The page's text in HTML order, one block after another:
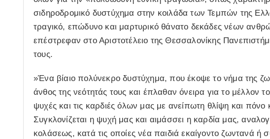
σιδηροδρομικό δυστύχημα στην κοιλάδα των Τεμπών της
τραγικό, επώδυνο και μαρτυρικό θάνατο δεκάδες νέων
επέστρεφαν στο Αριστοτέλειο της Θεσσαλονίκης
τους.
»Ένα βίαιο πολύνεκρο δυστύχημα, που έκοψε το νήμα της
άνθος της νεότητάς τους και έπλαθαν όνειρα για το μέλλον
ψυχές και τις καρδιές όλων μας με ανείπωτη θλίψη και
Συγκλονίζεται η ψυχή μας και αιμάσσει η καρδία μας,
κολάσεως, κατά τις οποίες νέα παιδιά εκαίγοντο ζωντανά ή